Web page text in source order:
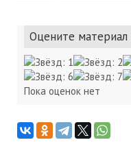
Оцените материал
Пока оценок нет